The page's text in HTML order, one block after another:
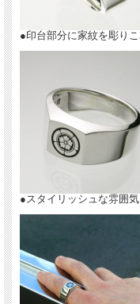
●印台部分に家紋を彫り
●スタイリッシュな雰囲気